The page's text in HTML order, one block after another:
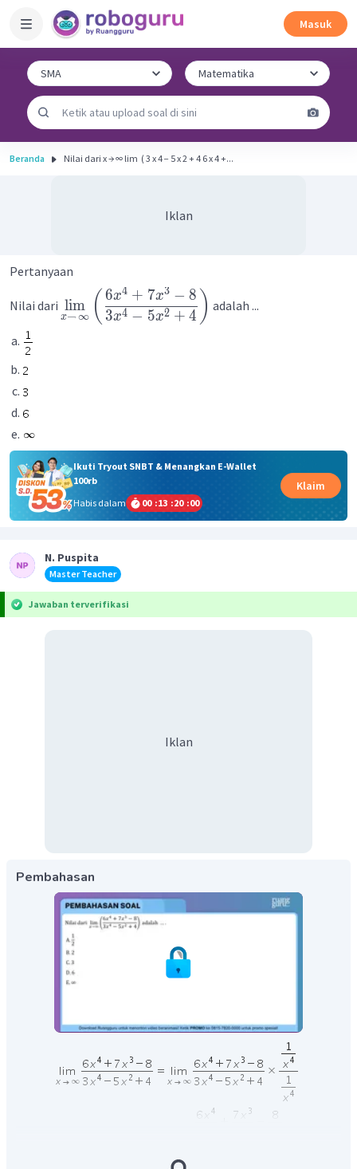
Masuk
Beranda Nilai dari x → ∞ lim ​ ( 3 x 4 − 5 x 2 + 4 6 x 4 +...
Iklan
Pertanyaan
Nilai dari
x→∞
lim ( 3x4 − 5x2 + 4
6x4 + 7x3 − 8 ) adalah ...
Ikuti Tryout SNBT & Menangkan E-Wallet
100rb
Habis dalam
00 :13 :20 :00
Klaim
N. Puspita
Master Teacher
Jawaban terverifikasi
Iklan
Pembahasan